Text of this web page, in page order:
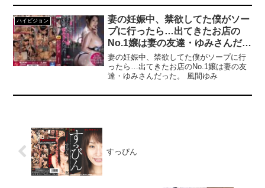
す。・キャンペーン期間中、第○弾ごとに
対象商品は入れ替わります。・月額動画
はキャンペーン対象外です。------------------
----------------------------------------------------
収録。全12タイトルの制服姿に萌えるこ
と間違いなし！学校で犯●れる美少女、学
校で小悪魔誘惑する美少女、夢のリフレ
体験に痴●被害者と最高過ぎる8時間。美
少女制服・天使もえでチンポ腫れるほど
シコってシコってシコりまくれ！
ハイビジョン
妻の妊娠中、禁欲してた僕がソー
プに行ったら…出てきたお店の
No.1嬢は妻の友達・ゆみさんだっ
た。 風間ゆみ
妻の妊娠中、禁欲してた僕がソープに行
ったら…出てきたお店のNo.1嬢は妻の友
達・ゆみさんだった。 風間ゆみ
すっぴん